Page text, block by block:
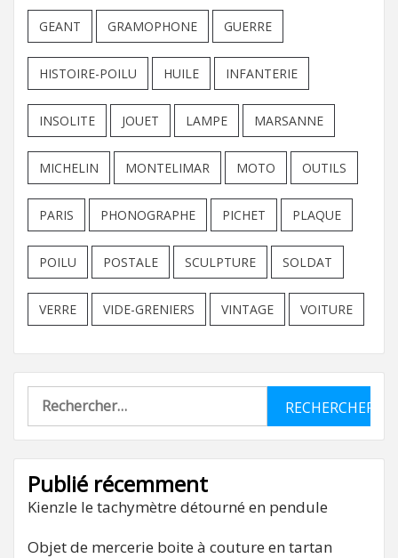
GEANT GRAMOPHONE GUERRE
HISTOIRE-POILU HUILE INFANTERIE
INSOLITE JOUET LAMPE MARSANNE
MICHELIN MONTELIMAR MOTO OUTILS
PARIS PHONOGRAPHE PICHET PLAQUE
POILU POSTALE SCULPTURE SOLDAT
VERRE VIDE-GRENIERS VINTAGE VOITURE
Rechercher :
Publié récemment
Kienzle le tachymètre détourné en pendule
Objet de mercerie boite à couture en tartan